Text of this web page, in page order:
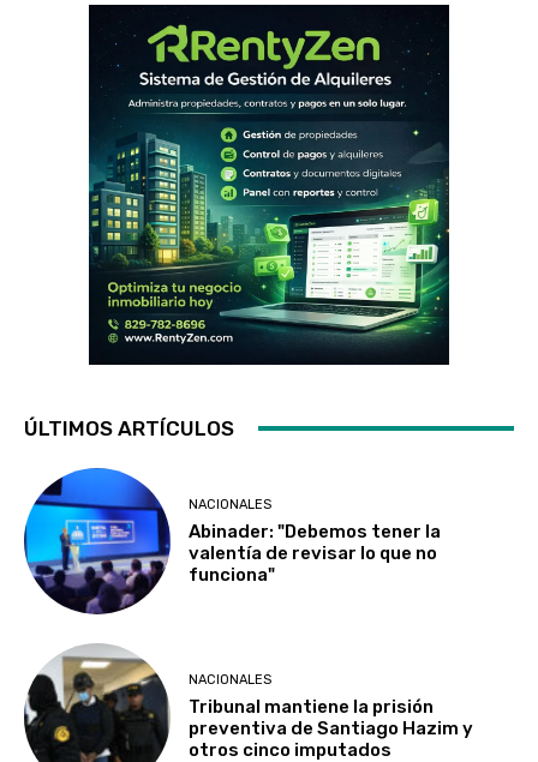
ÚLTIMOS ARTÍCULOS
NACIONALES
Abinader: "Debemos tener la
valentía de revisar lo que no
funciona"
NACIONALES
Tribunal mantiene la prisión
preventiva de Santiago Hazim y
otros cinco imputados